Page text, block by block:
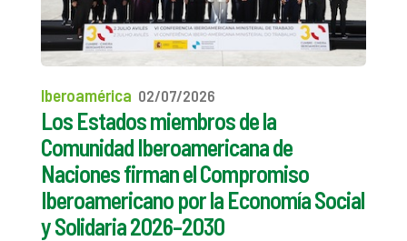
Iberoamérica 02/07/2026
Los Estados miembros de la
Comunidad Iberoamericana de
Naciones firman el Compromiso
Iberoamericano por la Economía Social
y Solidaria 2026–2030